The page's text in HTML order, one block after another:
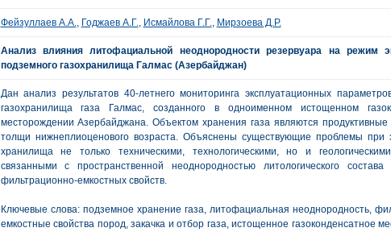
Фейзуллаев А.А., Годжаев А.Г., Исмайлова Г.Г., Мирзоева Д.Р.
Анализ влияния литофациальной неоднородности резервуара на режим
подземного газохранилища Галмас (Азербайджан)
Дан анализ результатов 40-летнего мониторинга эксплуатационных
газохранилища газа Галмас, созданного в одноименном истощенном
месторождении Азербайджана. Объектом хранения газа являются продуктивные
толщи нижнеплиоценового возраста. Объяснены существующие проблемы при
хранилища не только техническими, технологическими, но и
связанными с пространственной неоднородностью литологического
фильтрационно-емкостных свойств.
Ключевые слова: подземное хранение газа, литофациальная неоднородность,
емкостные свойства пород, закачка и отбор газа, истощенное газоконденсатное